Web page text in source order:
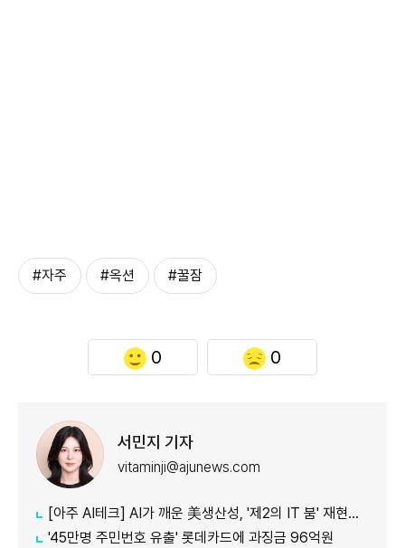
#자주 #옥션 #꿀잠
0 0
서민지 기자
vitaminji@ajunews.com
[아주 AI테크] AI가 깨운 美생산성, '제2의 IT 붐' 재현되나
'45만명 주민번호 유출' 롯데카드에 과징금 96억원